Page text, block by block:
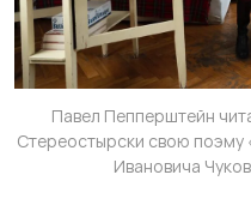
Павел Пепперштейн
Стереостырски свою поэму
Ивановича